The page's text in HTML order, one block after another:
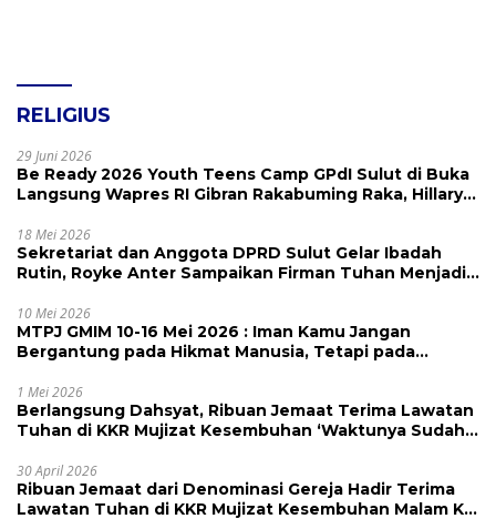
RELIGIUS
29 Juni 2026
Be Ready 2026 Youth Teens Camp GPdI Sulut di Buka
Langsung Wapres RI Gibran Rakabuming Raka, Hillary
18 Mei 2026
Sekretariat dan Anggota DPRD Sulut Gelar Ibadah
Rutin, Royke Anter Sampaikan Firman Tuhan Menjadi
10 Mei 2026
MTPJ GMIM 10-16 Mei 2026 : Iman Kamu Jangan
Bergantung pada Hikmat Manusia, Tetapi pada
1 Mei 2026
Berlangsung Dahsyat, Ribuan Jemaat Terima Lawatan
Tuhan di KKR Mujizat Kesembuhan ‘Waktunya Sudah
30 April 2026
Ribuan Jemaat dari Denominasi Gereja Hadir Terima
Lawatan Tuhan di KKR Mujizat Kesembuhan Malam Ke